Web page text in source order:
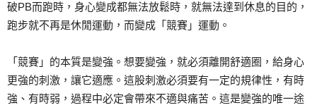
破PB而跑時，身心變成都無法放鬆時，就無法達到休息的目的，
跑步就不再是休閒運動，而變成「競賽」運動。
「競賽」的本質是變強。想要變強，就必須離開舒適圈，給身心
更強的刺激，讓它適應。這股刺激必須要有一定的規律性，有時
強、有時弱，過程中必定會帶來不適與痛苦。這是變強的唯一途